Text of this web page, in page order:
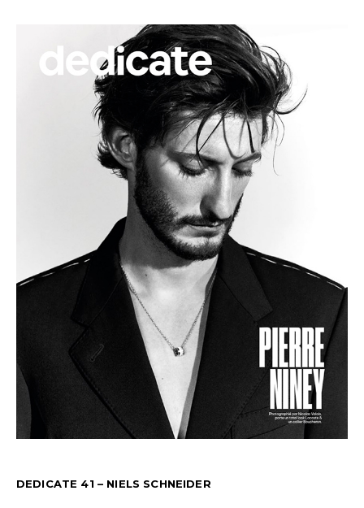
DEDICATE 41 – NIELS SCHNEIDER